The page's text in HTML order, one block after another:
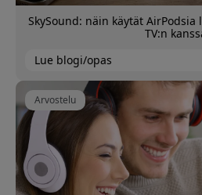
SkySound: näin käytät
TV:n
Lue blogi/opas
Arvostelu